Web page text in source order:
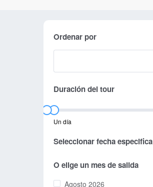
Ordenar por
Duración del tour
Un día
Seleccionar fecha especifica
O elige un mes de salida
Agosto 2026